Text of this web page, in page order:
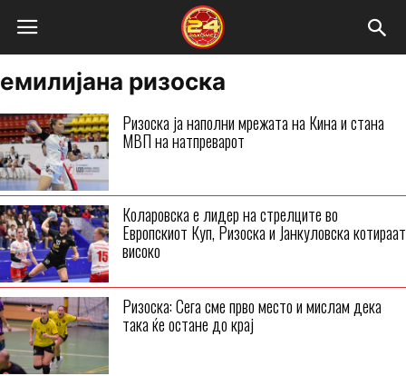
емилијана ризоска
Ризоска ја наполни мрежата на Кина и стана
МВП на натпреварот
Коларовска е лидер на стрелците во
Европскиот Куп, Ризоска и Јанкуловска котираат
високо
Ризоска: Сега сме прво место и мислам дека
така ќе остане до крај